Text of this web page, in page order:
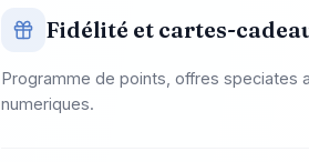
Fidélité et cartes-
Programme de points, offres speciates
numeriques.